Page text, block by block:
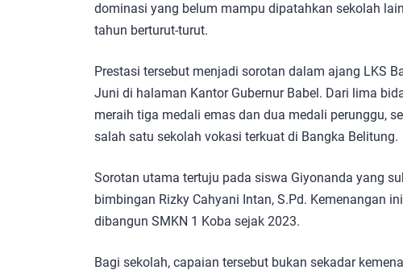
dominasi yang belum mampu dipatahkan sekolah
tahun berturut-turut.
Prestasi tersebut menjadi sorotan dalam ajang LKS
Juni di halaman Kantor Gubernur Babel. Dari lima
meraih tiga medali emas dan dua medali perunggu,
salah satu sekolah vokasi terkuat di Bangka Belitung.
Sorotan utama tertuju pada siswa Giyonanda yang
bimbingan Rizky Cahyani Intan, S.Pd. Kemenangan
dibangun SMKN 1 Koba sejak 2023.
Bagi sekolah, capaian tersebut bukan sekadar